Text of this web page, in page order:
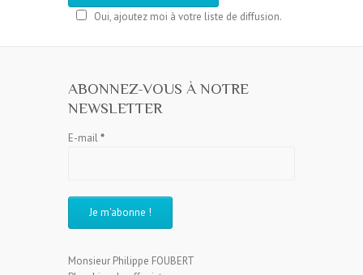
Oui, ajoutez moi à votre liste de diffusion.
ABONNEZ-VOUS À NOTRE
NEWSLETTER
E-mail*
Monsieur Philippe FOUBERT